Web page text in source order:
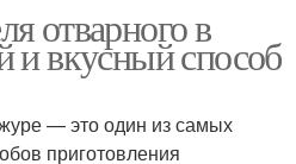
отварного в
и вкусный способ
— это один из самых
приготовления